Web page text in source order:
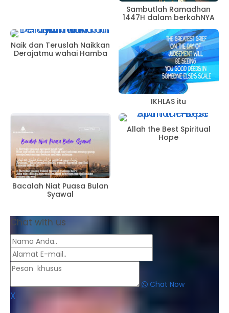
Sambutlah Ramadhan
1447H dalam berkahNYA
Naik dan Teruslah Naikkan
Derajatmu wahai Hamba
IKHLAS itu
Bacalah Niat Puasa Bulan
Syawal
Allah the Best Spiritual
Hope
Chat with us
Chat Now
X